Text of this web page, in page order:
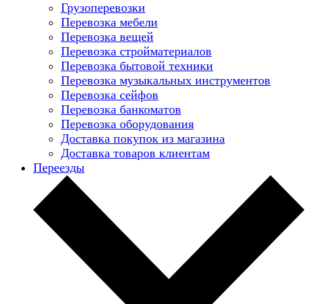
Грузоперевозки
Перевозка мебели
Перевозка вещей
Перевозка стройматериалов
Перевозка бытовой техники
Перевозка музыкальных инструментов
Перевозка сейфов
Перевозка банкоматов
Перевозка оборудования
Доставка покупок из магазина
Доставка товаров клиентам
Переезды